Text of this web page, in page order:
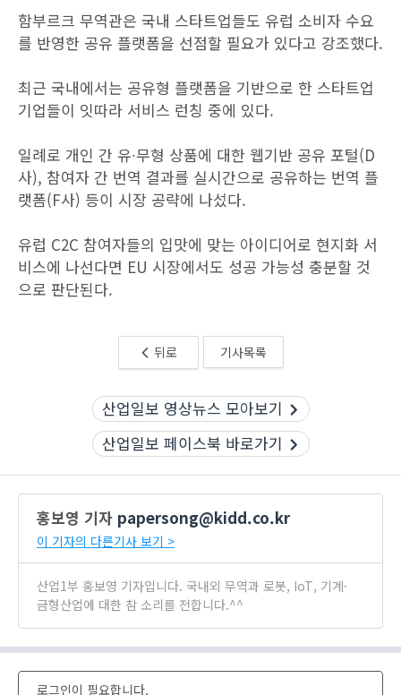
함부르크 무역관은 국내 스타트업들도 유럽 소비자 수요
를 반영한 공유 플랫폼을 선점할 필요가 있다고 강조했다.
최근 국내에서는 공유형 플랫폼을 기반으로 한 스타트업
기업들이 잇따라 서비스 런칭 중에 있다.
일례로 개인 간 유∙무형 상품에 대한 웹기반 공유 포털(D
사), 참여자 간 번역 결과를 실시간으로 공유하는 번역 플
랫폼(F사) 등이 시장 공략에 나섰다.
유럽 C2C 참여자들의 입맛에 맞는 아이디어로 현지화 서
비스에 나선다면 EU 시장에서도 성공 가능성 충분할 것
으로 판단된다.
뒤로 기사목록
산업일보 영상뉴스 모아보기
산업일보 페이스북 바로가기
홍보영 기자 papersong@kidd.co.kr
이 기자의 다른기사 보기 >
산업1부 홍보영 기자입니다. 국내외 무역과 로봇, IoT, 기계·
금형산업에 대한 참 소리를 전합니다.^^
로그인이 필요합니다.